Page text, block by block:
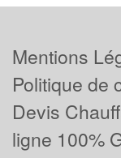
Mentions
Politique de
Devis
ligne 100%